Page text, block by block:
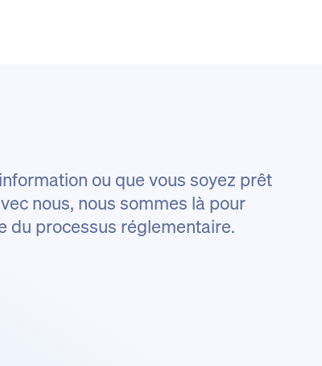
ou que vous soyez prêt
nous, nous sommes là pour
du processus réglementaire.